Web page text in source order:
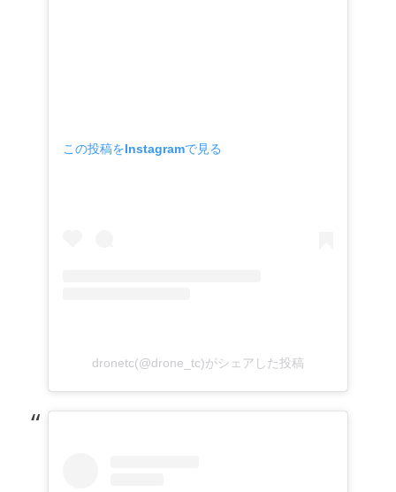
この投稿をInstagramで見る
dronetc(@drone_tc)がシェアした投稿